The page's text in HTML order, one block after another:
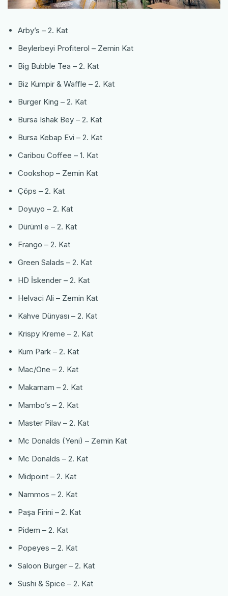
Arby’s – 2. Kat
Beylerbeyi Profiterol – Zemin Kat
Big Bubble Tea – 2. Kat
Biz Kumpir & Waffle – 2. Kat
Burger King – 2. Kat
Bursa Ishak Bey – 2. Kat
Bursa Kebap Evi – 2. Kat
Caribou Coffee – 1. Kat
Cookshop – Zemin Kat
Çöps – 2. Kat
Doyuyo – 2. Kat
Dürüml e – 2. Kat
Frango – 2. Kat
Green Salads – 2. Kat
HD İskender – 2. Kat
Helvaci Ali – Zemin Kat
Kahve Dünyası – 2. Kat
Krispy Kreme – 2. Kat
Kum Park – 2. Kat
Mac/One – 2. Kat
Makarnam – 2. Kat
Mambo’s – 2. Kat
Master Pilav – 2. Kat
Mc Donalds (Yeni) – Zemin Kat
Mc Donalds – 2. Kat
Midpoint – 2. Kat
Nammos – 2. Kat
Paşa Firini – 2. Kat
Pidem – 2. Kat
Popeyes – 2. Kat
Saloon Burger – 2. Kat
Sushi & Spice – 2. Kat